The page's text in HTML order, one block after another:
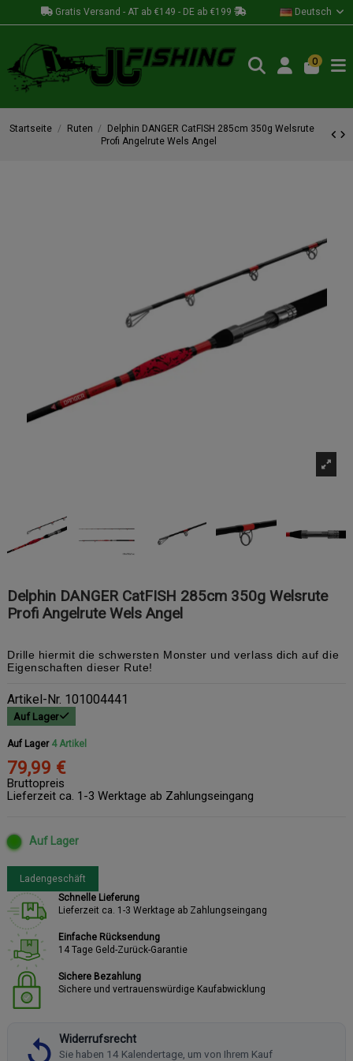
Gratis Versand - AT ab €149 - DE ab €199 Deutsch
0
Startseite Ruten
Delphin DANGER CatFISH 285cm 350g Welsrute
Profi Angelrute Wels Angel
Delphin DANGER CatFISH 285cm 350g Welsrute
Profi Angelrute Wels Angel
Drille hiermit die schwersten Monster und verlass dich auf die
Eigenschaften dieser Rute!
Artikel-Nr. 101004441
Auf Lager
Auf Lager 4 Artikel
79,99 €
Bruttopreis
Lieferzeit ca. 1-3 Werktage ab Zahlungseingang
Auf Lager
Ladengeschäft
Schnelle Lieferung
Lieferzeit ca. 1-3 Werktage ab Zahlungseingang
Einfache Rücksendung
14 Tage Geld-Zurück-Garantie
Sichere Bezahlung
Sichere und vertrauenswürdige Kaufabwicklung
Widerrufsrecht
Sie haben 14 Kalendertage, um von Ihrem Kauf